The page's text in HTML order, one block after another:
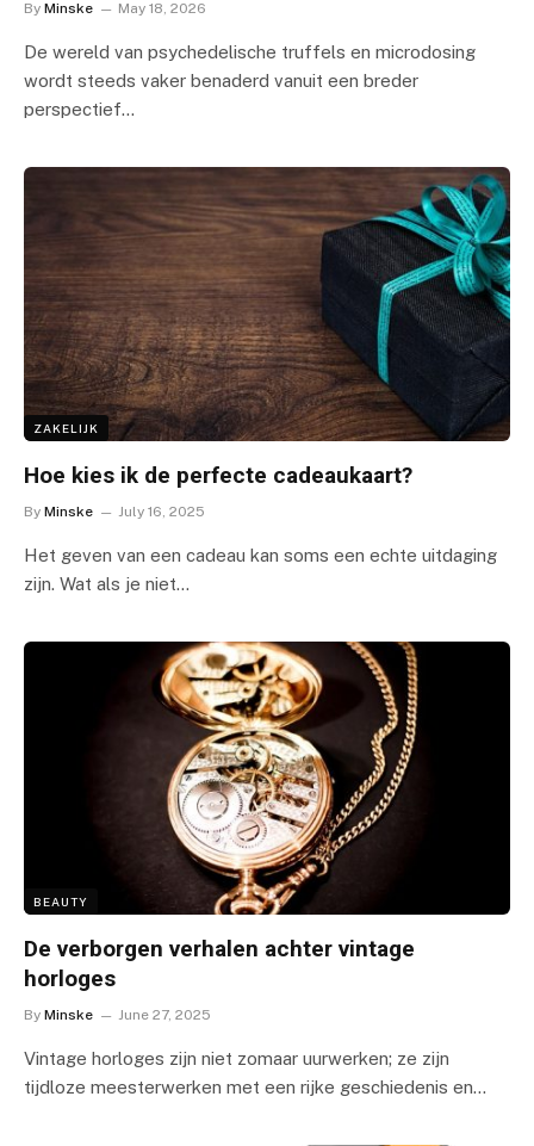
By Minske May 18, 2026
De wereld van psychedelische truffels en microdosing
wordt steeds vaker benaderd vanuit een breder
perspectief…
ZAKELIJK
Hoe kies ik de perfecte cadeaukaart?
By Minske July 16, 2025
Het geven van een cadeau kan soms een echte uitdaging
zijn. Wat als je niet…
BEAUTY
De verborgen verhalen achter vintage
horloges
By Minske June 27, 2025
Vintage horloges zijn niet zomaar uurwerken; ze zijn
tijdloze meesterwerken met een rijke geschiedenis en…